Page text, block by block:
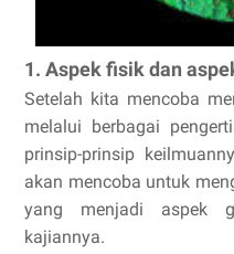
1. Aspek fisik dan
Setelah kita mencoba
melalui berbagai
prinsip-prinsip
akan mencoba untuk
yang menjadi aspek
kajiannya.